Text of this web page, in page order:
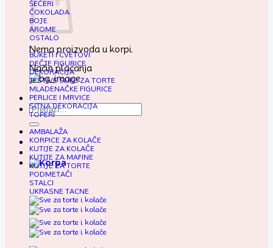
Nema proizvoda u korpi.
Način plaćanja
Pretraga
za:
ŠEĆERI
ČOKOLADA
BOJE
AROME
OSTALO
BUKETI I CVETOVI
DEČJE FIGURICE
DEKORACIJA
JESTIVE SLIKE ZA TORTE
MLADENAČKE FIGURICE
PERLICE I MRVICE
SITNA DEKORACIJA
TOPERI
AMBALAŽA
KORPICE ZA KOLAČE
KUTIJE ZA KOLAČE
KUTIJE ZA MAFINE
KUTIJE ZA TORTE
PODMETAČI
STALCI
UKRASNE TACNE